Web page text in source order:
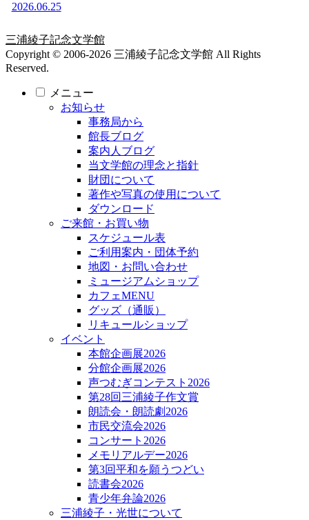
2026.06.25
三浦綾子記念文学館
Copyright © 2006-2026 三浦綾子記念文学館 All Rights
Reserved.
メニュー
お知らせ
事務局から
館長ブログ
案内人ブログ
当文学館の理念と指針
財団について
著作や写真の使用について
ダウンロード
ご来館・お買い物
スケジュール表
ご利用案内・団体予約
地図・お問い合わせ
ミュージアムショップ
カフェMENU
グッズ（通販）
リキュールショップ
イベント
本館企画展2026
分館企画展2026
声つむぎコンテスト2026
第28回三浦綾子作文賞
朗読会・朗読劇2026
市民交流会2026
コンサート2026
メモリアルデー2026
第3回平和を願うつどい
読書会2026
青少年弁論2026
三浦綾子・光世について